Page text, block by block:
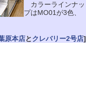
カラーラインナッ
プはMO01が3色、
原本店とクレバリー2号店]